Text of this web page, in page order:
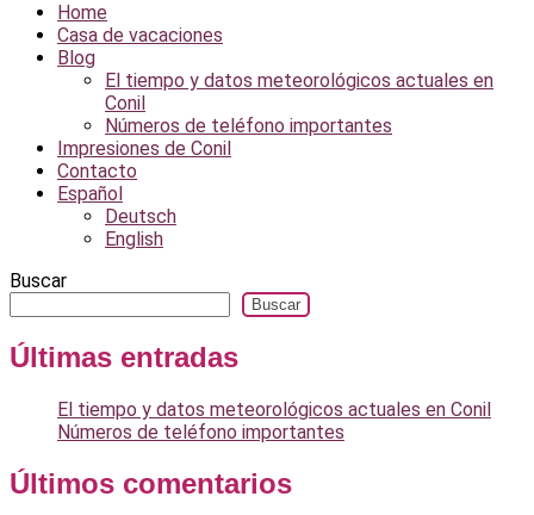
Home
Casa de vacaciones
Blog
El tiempo y datos meteorológicos actuales en
Conil
Números de teléfono importantes
Impresiones de Conil
Contacto
Español
Deutsch
English
Buscar
Buscar
Últimas entradas
El tiempo y datos meteorológicos actuales en Conil
Números de teléfono importantes
Últimos comentarios